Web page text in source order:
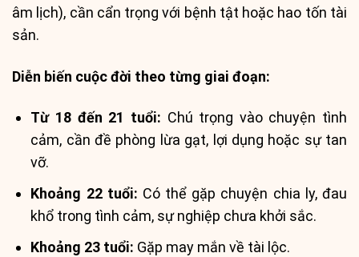
âm lịch), cần cẩn trọng với bệnh tật hoặc hao tốn tài
sản.
Diễn biến cuộc đời theo từng giai đoạn:
Từ 18 đến 21 tuổi: Chú trọng vào chuyện tình
cảm, cần đề phòng lừa gạt, lợi dụng hoặc sự tan
vỡ.
Khoảng 22 tuổi: Có thể gặp chuyện chia ly, đau
khổ trong tình cảm, sự nghiệp chưa khởi sắc.
Khoảng 23 tuổi: Gặp may mắn về tài lộc.